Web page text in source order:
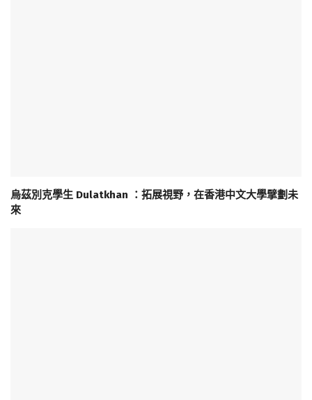
烏茲別克學生 Dulatkhan ：拓展視野，在香港中文大學擘劃未
來